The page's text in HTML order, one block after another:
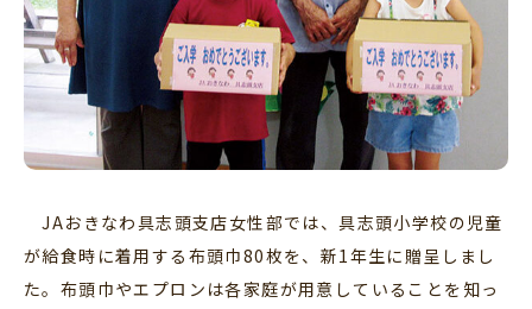
JAおきなわ具志頭支店女性部では、具志頭小学校の児童
が給食時に着用する布頭巾80枚を、新1年生に贈呈しまし
た。布頭巾やエプロンは各家庭が用意していることを知っ